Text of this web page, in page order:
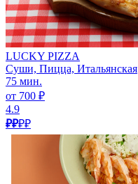
LUCKY PIZZA
Суши, Пицца, Итальянская
75 мин.
от 700 ₽
4.9
₽₽₽₽